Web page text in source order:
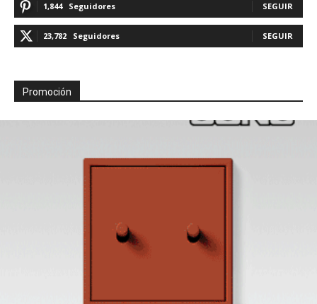
1,844 Seguidores SEGUIR
23,782 Seguidores SEGUIR
Promoción